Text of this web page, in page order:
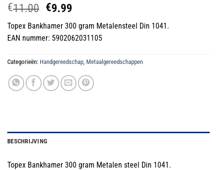
€11.00 Oorspronkelijke
prijs
was:
€11.00.
€9.99
prijs
is:
€9.99.
Topex Bankhamer 300 gram Metalensteel Din 1041.
EAN nummer: 5902062031105
Categorieën: Handgereedschap Metaalgereedschappen
BESCHRIJVING
Topex Bankhamer 300 gram Metalen steel Din 1041.